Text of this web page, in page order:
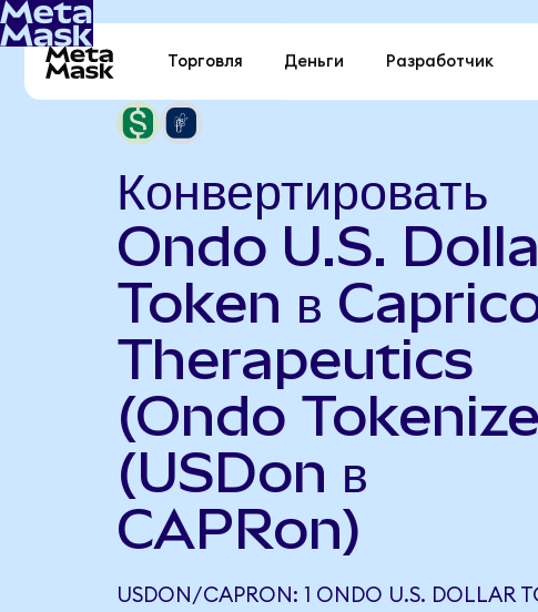
Торговля Деньги Разработчик
Конвертировать
Ondo U.S.
Token в
Therapeutics
(Ondo
(USDon в
CAPRon)
USDON/CAPRON: 1 ONDO U.S. DOLLAR